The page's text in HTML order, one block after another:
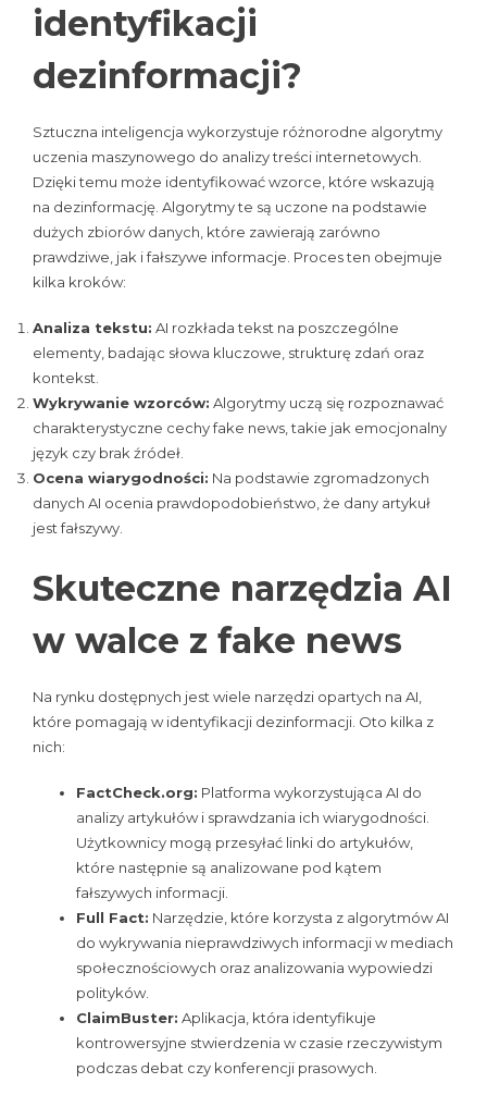
identyfikacji
dezinformacji?
Sztuczna inteligencja wykorzystuje różnorodne algorytmy
uczenia maszynowego do analizy treści internetowych.
Dzięki temu może identyfikować wzorce, które wskazują
na dezinformację. Algorytmy te są uczone na podstawie
dużych zbiorów danych, które zawierają zarówno
prawdziwe, jak i fałszywe informacje. Proces ten obejmuje
kilka kroków:
Analiza tekstu: AI rozkłada tekst na poszczególne
elementy, badając słowa kluczowe, strukturę zdań oraz
kontekst.
Wykrywanie wzorców: Algorytmy uczą się rozpoznawać
charakterystyczne cechy fake news, takie jak emocjonalny
język czy brak źródeł.
Ocena wiarygodności: Na podstawie zgromadzonych
danych AI ocenia prawdopodobieństwo, że dany artykuł
jest fałszywy.
Skuteczne narzędzia AI
w walce z fake news
Na rynku dostępnych jest wiele narzędzi opartych na AI,
które pomagają w identyfikacji dezinformacji. Oto kilka z
nich:
FactCheck.org: Platforma wykorzystująca AI do
analizy artykułów i sprawdzania ich wiarygodności.
Użytkownicy mogą przesyłać linki do artykułów,
które następnie są analizowane pod kątem
fałszywych informacji.
Full Fact: Narzędzie, które korzysta z algorytmów AI
do wykrywania nieprawdziwych informacji w mediach
społecznościowych oraz analizowania wypowiedzi
polityków.
ClaimBuster: Aplikacja, która identyfikuje
kontrowersyjne stwierdzenia w czasie rzeczywistym
podczas debat czy konferencji prasowych.